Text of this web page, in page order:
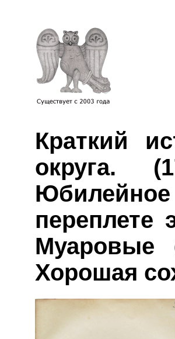
Краткий
округа.
переплете
Муаровые
Хорошая